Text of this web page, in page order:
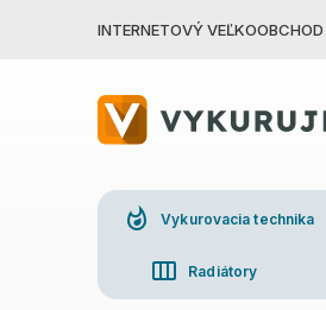
INTERNETOVÝ
whatshot Vykurovacia technika
view_week Radiátory